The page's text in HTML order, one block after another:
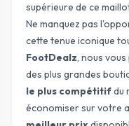
supérieure de ce
Ne manquez pas
cette tenue iconique
FootDealz, nous
des plus grandes
le plus compétitifdu
économiser sur votre